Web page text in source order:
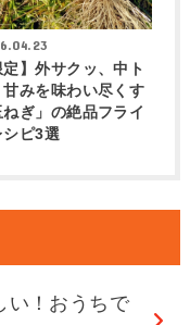
定】外サクッ、中ト
甘みを味わい尽くす
ねぎ」の絶品フライ
シピ3選
い！おうちで